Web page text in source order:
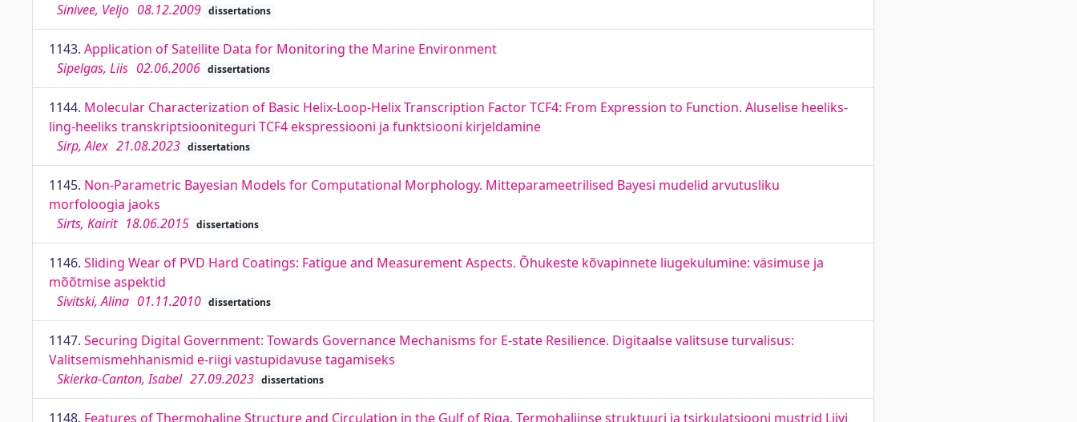
Sinivee, Veljo 08.12.2009 dissertations
1143. Application of Satellite Data for Monitoring the Marine Environment
Sipelgas, Liis 02.06.2006 dissertations
1144. Molecular Characterization of Basic Helix-Loop-Helix Transcription Factor TCF4: From Expression to Function. Aluselise heeliks-
ling-heeliks transkriptsiooniteguri TCF4 ekspressiooni ja funktsiooni kirjeldamine
Sirp, Alex 21.08.2023 dissertations
1145. Non-Parametric Bayesian Models for Computational Morphology. Mitteparameetrilised Bayesi mudelid arvutusliku
morfoloogia jaoks
Sirts, Kairit 18.06.2015 dissertations
1146. Sliding Wear of PVD Hard Coatings: Fatigue and Measurement Aspects. Õhukeste kõvapinnete liugekulumine: väsimuse ja
mõõtmise aspektid
Sivitski, Alina 01.11.2010 dissertations
1147. Securing Digital Government: Towards Governance Mechanisms for E-state Resilience. Digitaalse valitsuse turvalisus:
Valitsemismehhanismid e-riigi vastupidavuse tagamiseks
Skierka-Canton, Isabel 27.09.2023 dissertations
1148. Features of Thermohaline Structure and Circulation in the Gulf of Riga. Termohaliinse struktuuri ja tsirkulatsiooni mustrid Liivi